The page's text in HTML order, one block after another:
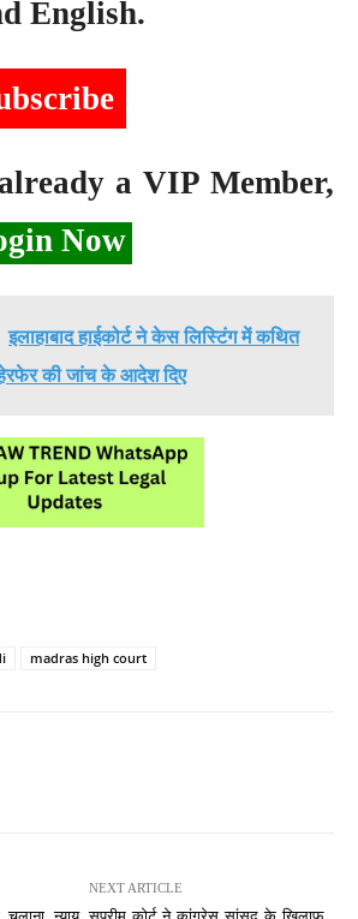
English.
a VIP Member,
Now
इलाहाबाद हाईकोर्ट ने केस लिस्टिंग में कथित
की जांच के आदेश दिए
madras high court
NEXT ARTICLE